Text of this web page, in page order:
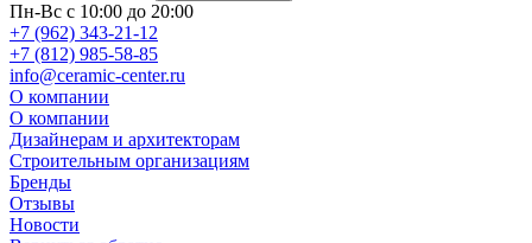
Пн-Вс с 10:00 до 20:00
+7 (962) 343-21-12
+7 (812) 985-58-85
info@ceramic-center.ru
О компании
О компании
Дизайнерам и архитекторам
Строительным организациям
Бренды
Отзывы
Новости